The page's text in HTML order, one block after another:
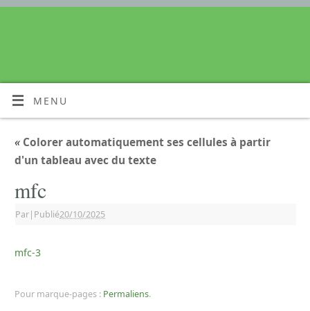
MENU
« Colorer automatiquement ses cellules à partir
d'un tableau avec du texte
mfc
Par| Publié20/10/2025
mfc-3
Pour marque-pages : Permaliens.